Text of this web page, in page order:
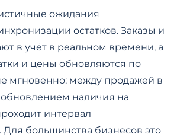
ожидания
остатков. Заказы и
в учёт в реальном времени, а
и цены обновляются по
мгновенно: между продажей в
наличия на
интервал
Для большинства бизнесов это